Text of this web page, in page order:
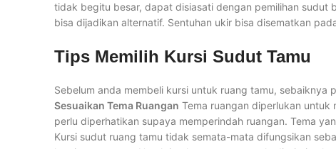
tidak begitu besar, dapat disiasati dengan pemilihan sudut
bisa dijadikan alternatif. Sentuhan ukir bisa disematkan
Tips Memilih Kursi Sudut Tamu
Sebelum anda membeli kursi untuk ruang tamu,
Sesuaikan Tema Ruangan Tema ruangan diperlukan untuk
perlu diperhatikan supaya memperindah ruangan. Tema
Kursi sudut ruang tamu tidak semata-mata difungsikan